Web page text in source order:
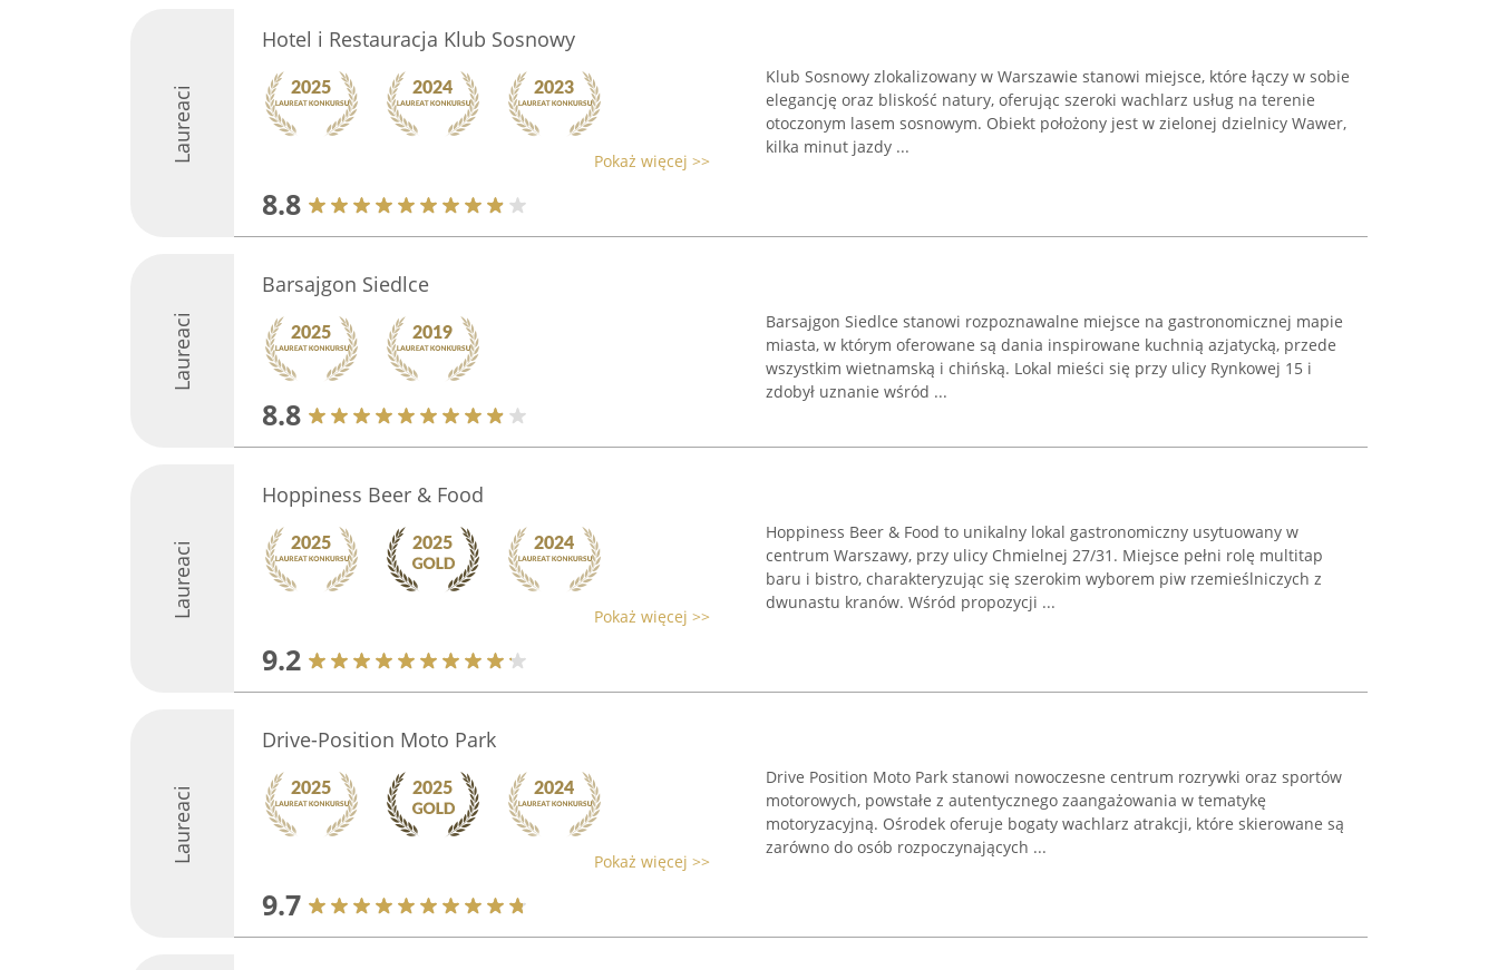
Laureaci
Hotel i Restauracja Klub Sosnowy
Pokaż więcej >>
8.8
Klub Sosnowy zlokalizowany w Warszawie stanowi miejsce, które łączy w sobie
elegancję oraz bliskość natury, oferując szeroki wachlarz usług na terenie
otoczonym lasem sosnowym. Obiekt położony jest w zielonej dzielnicy Wawer,
kilka minut jazdy ...
Laureaci
Barsajgon Siedlce
8.8
Barsajgon Siedlce stanowi rozpoznawalne miejsce na gastronomicznej mapie
miasta, w którym oferowane są dania inspirowane kuchnią azjatycką, przede
wszystkim wietnamską i chińską. Lokal mieści się przy ulicy Rynkowej 15 i
zdobył uznanie wśród ...
Laureaci
Hoppiness Beer & Food
Pokaż więcej >>
9.2
Hoppiness Beer & Food to unikalny lokal gastronomiczny usytuowany w
centrum Warszawy, przy ulicy Chmielnej 27/31. Miejsce pełni rolę multitap
baru i bistro, charakteryzując się szerokim wyborem piw rzemieślniczych z
dwunastu kranów. Wśród propozycji ...
Laureaci
Drive-Position Moto Park
Pokaż więcej >>
9.7
Drive Position Moto Park stanowi nowoczesne centrum rozrywki oraz sportów
motorowych, powstałe z autentycznego zaangażowania w tematykę
motoryzacyjną. Ośrodek oferuje bogaty wachlarz atrakcji, które skierowane są
zarówno do osób rozpoczynających ...